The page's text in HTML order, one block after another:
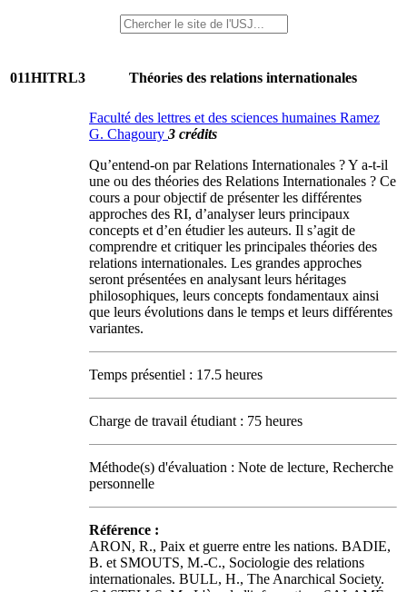
011HITRL3 Théories des relations internationales
Faculté des lettres et des sciences humaines Ramez
G. Chagoury 3 crédits
Qu’entend-on par Relations Internationales ? Y a-t-il
une ou des théories des Relations Internationales ? Ce
cours a pour objectif de présenter les différentes
approches des RI, d’analyser leurs principaux
concepts et d’en étudier les auteurs. Il s’agit de
comprendre et critiquer les principales théories des
relations internationales. Les grandes approches
seront présentées en analysant leurs héritages
philosophiques, leurs concepts fondamentaux ainsi
que leurs évolutions dans le temps et leurs différentes
variantes.
Temps présentiel : 17.5 heures
Charge de travail étudiant : 75 heures
Méthode(s) d'évaluation : Note de lecture, Recherche
personnelle
Référence :
ARON, R., Paix et guerre entre les nations. BADIE,
B. et SMOUTS, M.-C., Sociologie des relations
internationales. BULL, H., The Anarchical Society.